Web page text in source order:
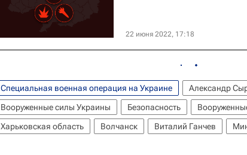
22 июня 2022, 17:18
Специальная военная операция на Украине
Александр
Вооруженные силы Украины
Безопасность
Харьковская область
Волчанск Виталий Ганчев